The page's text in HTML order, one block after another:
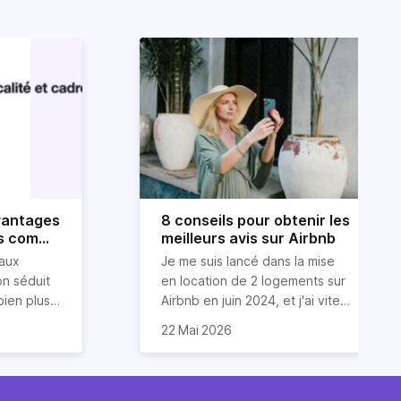
séduit
plus
limites
8 conseils pour obtenir les
meilleurs avis sur Airbnb
Je me suis lancé dans la mise
en location de 2 logements sur
Airbnb en juin 2024, et j'ai vite
exceptionnels, une
étoiles de la part de vos
22 Mai 2026